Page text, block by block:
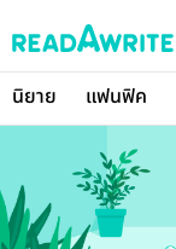
นิยาย แฟนฟิค